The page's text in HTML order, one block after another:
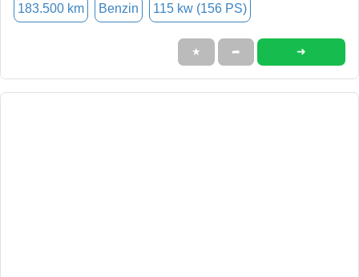
183.500 km Benzin 115 kw (156 PS)
★ ➦ ➜